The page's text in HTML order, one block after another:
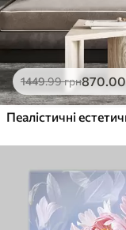
1449.99грн870.00